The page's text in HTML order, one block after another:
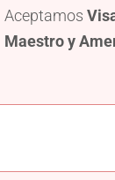
Aceptamos
Maestro y